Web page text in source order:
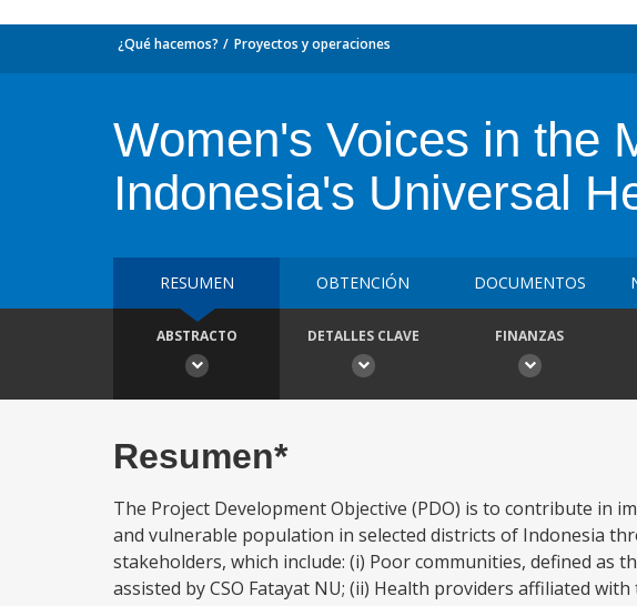
¿Qué hacemos? Proyectos y operaciones
Women's Voices in the
Indonesia's Universal
RESUMEN OBTENCIÓN DOCUMENTOS
ABSTRACTO DETALLES CLAVE FINANZAS
Resumen*
The Project Development Objective (PDO) is to contribute in
and vulnerable population in selected districts of Indonesia
stakeholders, which include: (i) Poor communities, defined as
assisted by CSO Fatayat NU; (ii) Health providers affiliated with